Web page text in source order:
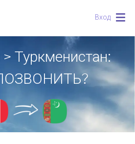
Вход
Туркменистан: